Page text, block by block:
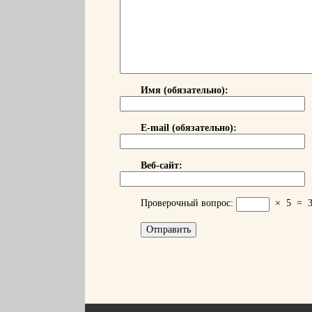
Имя (обязательно):
E-mail (обязательно):
Веб-сайт:
Проверочный вопрос: × 5 =